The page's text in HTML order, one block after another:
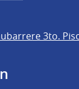
3to.